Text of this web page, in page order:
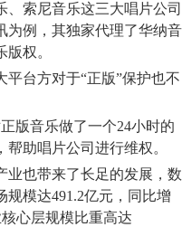
索尼音乐这三大唱片公司
为例，其独家代理了华纳音
权。
台方对于“正版”保护也不
版音乐做了一个24小时的
助唱片公司进行维权。
业也带来了长足的发展，数
规模达491.2亿元，同比增
心层规模比重高达